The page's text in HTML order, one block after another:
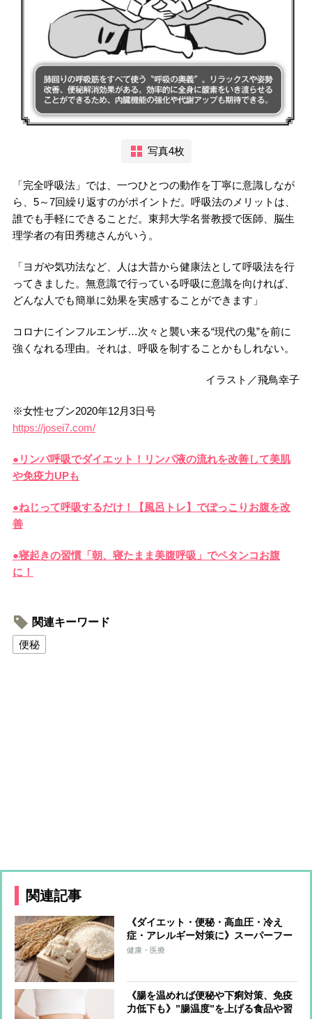
写真4枚
「完全呼吸法」では、一つひとつの動作を丁寧に意識しなが
ら、5～7回繰り返すのがポイントだ。呼吸法のメリットは、
誰でも手軽にできることだ。東邦大学名誉教授で医師、脳生
理学者の有田秀穂さんがいう。
「ヨガや気功法など、人は大昔から健康法として呼吸法を行
ってきました。無意識で行っている呼吸に意識を向ければ、
どんな人でも簡単に効果を実感することができます」
コロナにインフルエンザ…次々と襲い来る“現代の鬼”を前に
強くなれる理由。それは、呼吸を制することかもしれない。
イラスト／飛鳥幸子
※女性セブン2020年12月3日号
https://josei7.com/
●リンパ呼吸でダイエット！リンパ液の流れを改善して美肌
や免疫力UPも
●ねじって呼吸するだけ！【風呂トレ】でぽっこりお腹を改
善
●寝起きの習慣「朝、寝たまま美腹呼吸」でペタンコお腹
に！
関連キーワード
便秘
関連記事
《ダイエット・便秘・高血圧・冷え
症・アレルギー対策に》スーパーフー
ド「酒粕」驚きの発酵パワーを解説！
健康・医療
《腸を温めれば便秘や下痢対策、免疫
力低下も》”腸温度”を上げる食品や習